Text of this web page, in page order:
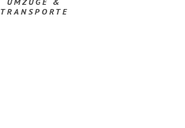
TRANSPORTE